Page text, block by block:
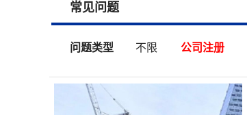
常见问题
问题类型 不限 公司注册